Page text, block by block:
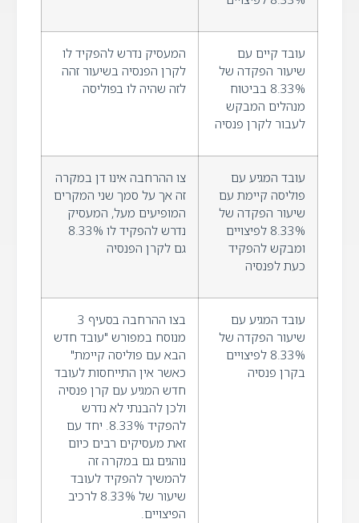
עובד קיים עם
שיעור הפקדה של
8.33% בביטוח
מנהלים המבקש
לעבור לקרן פנסיה
המעסיק נדרש להפקיד לו
לקרן הפנסיה בשיעור זהה
לזה שהיה לו בפוליסה
עובד המגיע עם
פוליסה קיימת עם
שיעור הפקדה של
8.33% לפיצויים
ומבקש להפקיד
כעת לפנסיה
צו ההרחבה אינו דן במקרה
זה אך על סמך שני המקרים
המופיעים מעל, המעסיק
נדרש להפקיד לו 8.33%
גם לקרן הפנסיה
עובד המגיע עם
שיעור הפקדה של
8.33% לפיצויים
בקרן פנסיה
בצו ההרחבה בסעיף 3
מנוסח במפורש "עובד חדש
הבא עם פוליסה קיימת"
כאשר אין התייחסות לעובד
חדש המגיע עם קרן פנסיה
ולכן להבנתי לא נדרש
להפקיד 8.33%. יחד עם
זאת מעסיקים רבים כיום
נוהגים גם במקרה זה
להמשיך להפקיד לעובד
שיעור של 8.33% לרכיב
הפיצויים.